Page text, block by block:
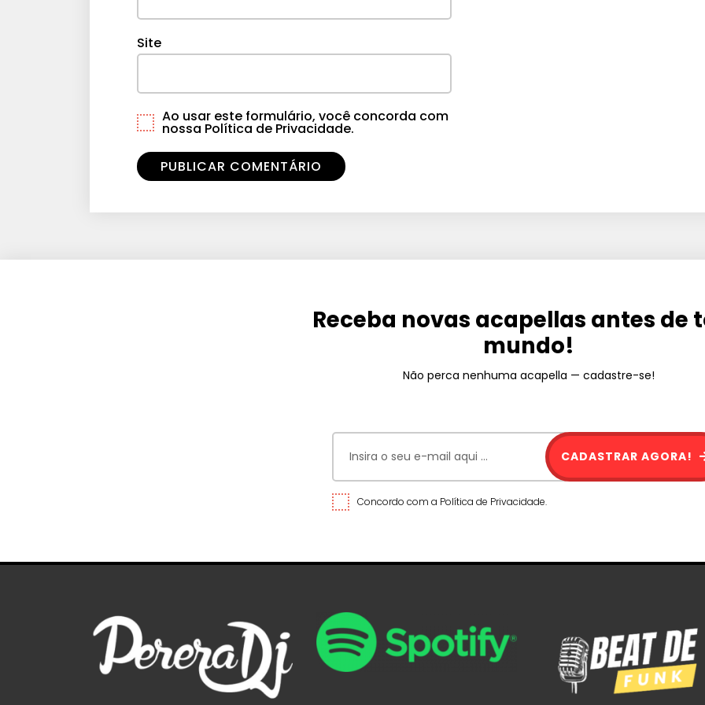
Site
Ao usar este formulário, você concorda com
nossa Política de Privacidade.
Receba novas acapellas antes de
mundo!
Não perca nenhuma acapella — cadastre-se!
Concordo com a Política de Privacidade.
CADASTRAR AGORA!